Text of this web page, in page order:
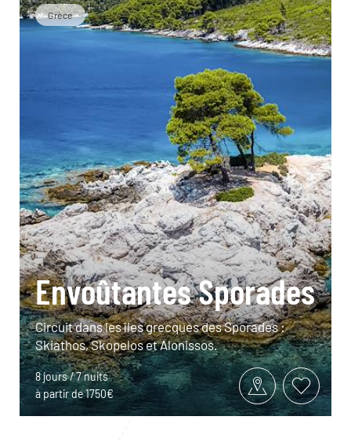
Grèce
Envoûtantes Sporades
Circuit dans les îles grecques des Sporades :
Skiathos, Skopelos et Alonissos.
8 jours / 7 nuits
à partir de 1750€